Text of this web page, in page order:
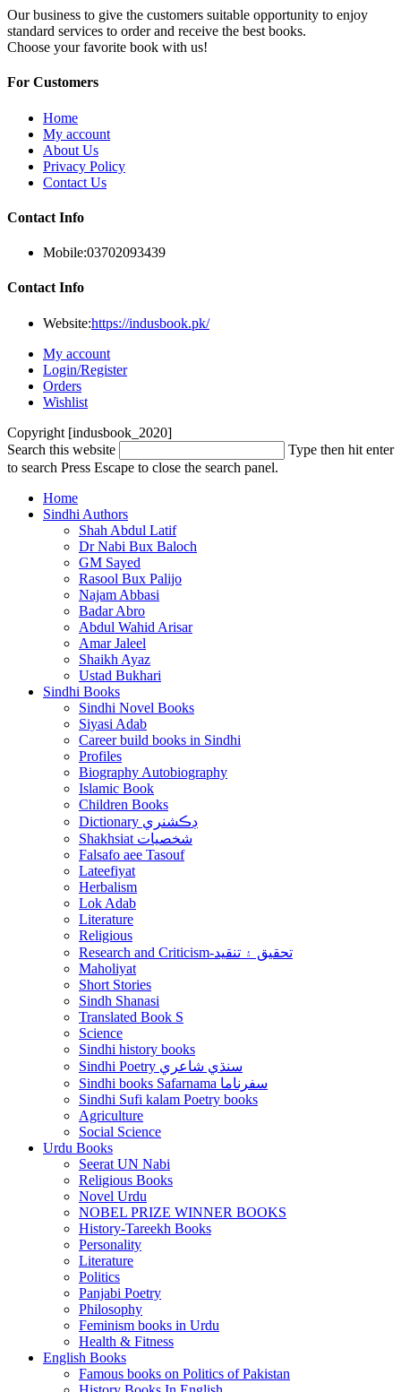
Our business to give the customers suitable opportunity to enjoy
standard services to order and receive the best books.
Choose your favorite book with us!
For Customers
Home
My account
About Us
Privacy Policy
Contact Us
Contact Info
Mobile:03702093439
Contact Info
Website:https://indusbook.pk/
My account
Login/Register
Orders
Wishlist
Copyright [indusbook_2020]
Search this website
Type then hit enter
to search Press Escape to close the search panel.
Home
Sindhi Authors
Shah Abdul Latif
Dr Nabi Bux Baloch
GM Sayed
Rasool Bux Palijo
Najam Abbasi
Badar Abro
Abdul Wahid Arisar
Amar Jaleel
Shaikh Ayaz
Ustad Bukhari
Sindhi Books
Sindhi Novel Books
Siyasi Adab
Career build books in Sindhi
Profiles
Biography Autobiography
Islamic Book
Children Books
Dictionary ڊڪشنري
Shakhsiat شخصيات
Falsafo aee Tasouf
Lateefiyat
Herbalism
Lok Adab
Literature
Religious
Research and Criticism-تحقيق ۽ تنقيد
Maholiyat
Short Stories
Sindh Shanasi
Translated Book S
Science
Sindhi history books
Sindhi Poetry سنڌي شاعري
Sindhi books Safarnama سفرناما
Sindhi Sufi kalam Poetry books
Agriculture
Social Science
Urdu Books
Seerat UN Nabi
Religious Books
Novel Urdu
NOBEL PRIZE WINNER BOOKS
History-Tareekh Books
Personality
Literature
Politics
Panjabi Poetry
Philosophy
Feminism books in Urdu
Health & Fitness
English Books
Famous books on Politics of Pakistan